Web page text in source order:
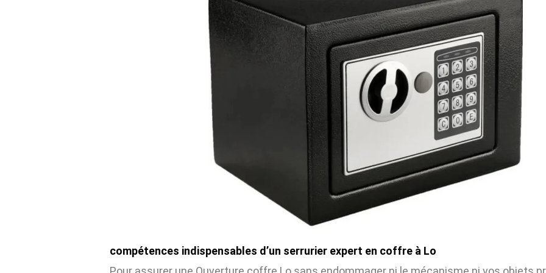
compétences indispensables d’un serrurier expert en coffre à Lo